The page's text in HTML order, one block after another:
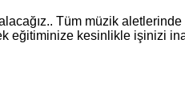
Tüm müzik
kesinlikle işinizi